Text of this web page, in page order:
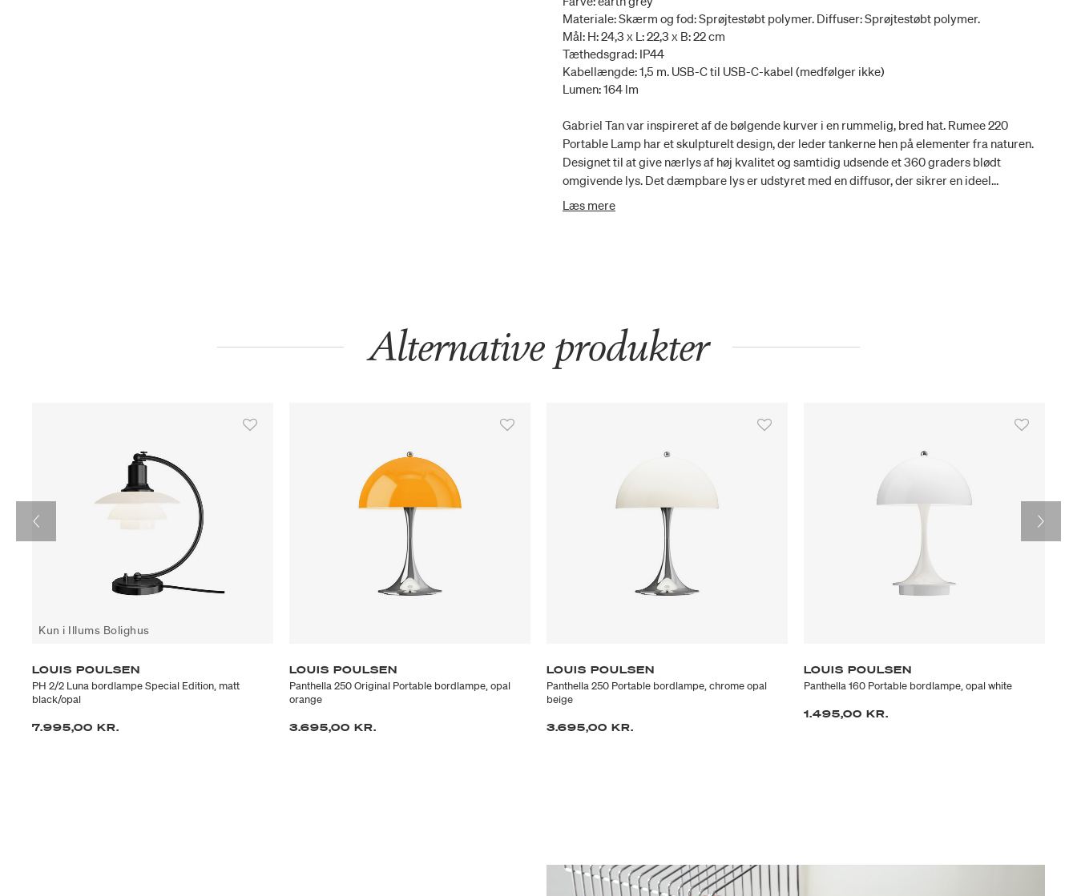
Materiale: Skærm og fod: Sprøjtestøbt polymer. Diffuser: Sprøjtestøbt polymer.
Mål: H: 24,3 x L: 22,3 x B: 22 cm
Tæthedsgrad: IP44
Kabellængde: 1,5 m. USB-C til USB-C-kabel (medfølger ikke)
Lumen: 164 lm
Gabriel Tan var inspireret af de bølgende kurver i en rummelig, bred hat. Rumee 220
Portable Lamp har et skulpturelt design, der leder tankerne hen på elementer fra naturen.
Designet til at give nærlys af høj kvalitet og samtidig udsende et 360 graders blødt
omgivende lys. Det dæmpbare lys er udstyret med en diffusor, der sikrer en ideel
blændfri belysning.Rumee 220 Portable Lamp er ikke kun visuelt tiltalende, men også
Læs mere
Alternative produkter
Kun i Illums Bolighus
LOUIS POULSEN
PH 2/2 Luna bordlampe Special Edition, matt
black/opal
7.995,00 KR.
LOUIS POULSEN
Panthella 250 Original Portable bordlampe, opal
orange
3.695,00 KR.
LOUIS POULSEN
Panthella 250 Portable bordlampe, chrome opal
beige
3.695,00 KR.
LOUIS POULSEN
Panthella 160 Portable bordlampe, opal white
1.495,00 KR.